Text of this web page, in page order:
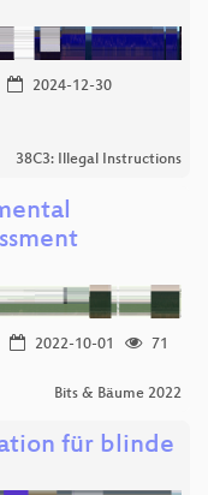
2024-12-30
38C3: Illegal Instructions
2022-10-01
71
Bits & Bäume 2022
für blinde